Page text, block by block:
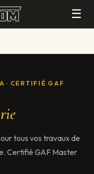
☰
· CERTIFIÉ GAF
tous vos travaux de
Certifié GAF Master